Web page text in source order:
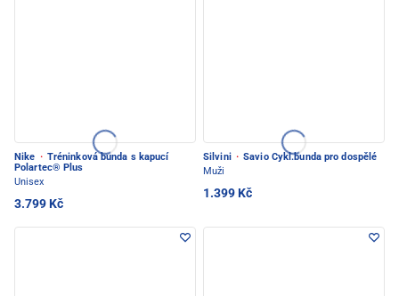
Nike · Tréninková bunda s kapucí
Polartec® Plus
Unisex
3.799 Kč
Silvini · Savio Cykl.bunda pro dospělé
Muži
1.399 Kč